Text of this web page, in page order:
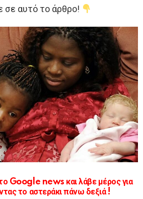
σε αυτό το άρθρο!
Google news και λάβε μέρος για
το αστεράκι πάνω δεξιά !